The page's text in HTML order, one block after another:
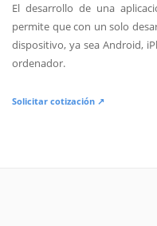
El desarrollo de una
permite que con un solo
dispositivo, ya sea Android,
ordenador.
Solicitar cotización ↗